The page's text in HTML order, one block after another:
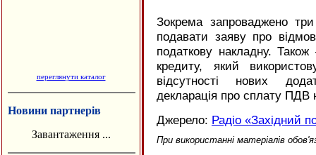
переглянути каталог
Новини партнерів
Завантаження ...
Зокрема запроваджено
подавати заяву про
податкову накладну.
кредиту, який
відсутності нових
декларація про сплату ПДВ
Джерело: Радіо «Західний
При використанні матеріалів